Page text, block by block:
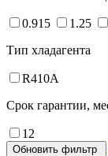
0.915 1.25
Тип хладагента
R410A
Срок гарантии,
12
Обновить фильтр